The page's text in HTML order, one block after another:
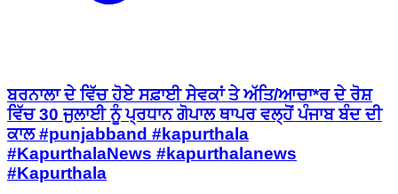
ਬਰਨਾਲਾ ਦੇ ਵਿੱਚ ਹੋਏ ਸਫ਼ਾਈ ਸੇਵਕਾਂ ਤੇ ਅੱਤਿ/ਆਚਾ*ਰ ਦੇ ਰੋਸ਼
ਵਿੱਚ 30 ਜੁਲਾਈ ਨੂੰ ਪ੍ਰਧਾਨ ਗੋਪਾਲ ਥਾਪਰ ਵਲ੍ਹੋਂ ਪੰਜਾਬ ਬੰਦ ਦੀ
ਕਾਲ #punjabband #kapurthala
#KapurthalaNews #kapurthalanews
#Kapurthala